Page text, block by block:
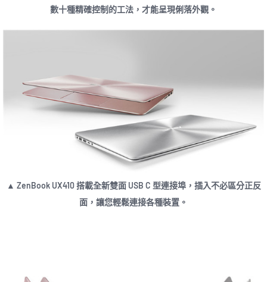
數十種精確控制的工法，才能呈現俐落外觀。
▲ ZenBook UX410 搭載全新雙面 USB C 型連接埠，插入不必區分正反
面，讓您輕鬆連接各種裝置。